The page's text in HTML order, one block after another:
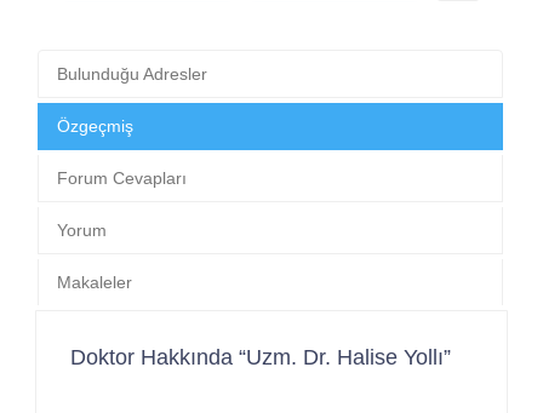
Bulunduğu Adresler
Özgeçmiş
Forum Cevapları
Yorum
Makaleler
Doktor Hakkında “Uzm. Dr. Halise Yollı”